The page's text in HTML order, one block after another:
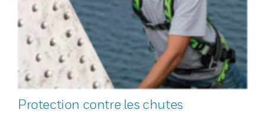
Protection contre les chutes